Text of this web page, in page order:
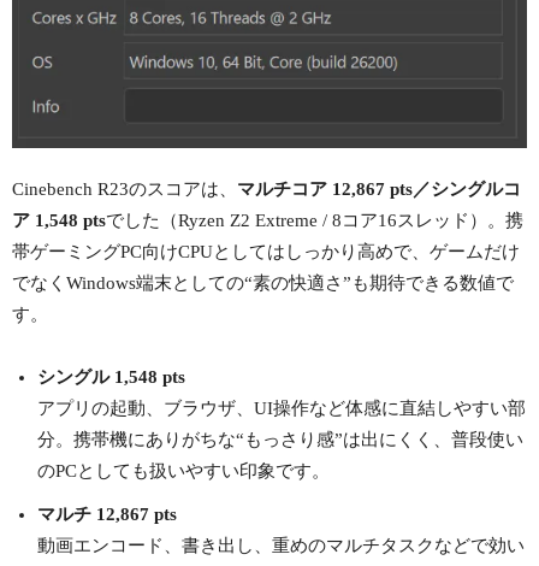
Cinebench R23のスコアは、 マルチコア 12,867 pts／シングルコ
ア 1,548 ptsでした（Ryzen Z2 Extreme / 8コア16スレッド）。携
帯ゲーミングPC向けCPUとしてはしっかり高めで、ゲームだけ
でなくWindows端末としての“素の快適さ”も期待できる数値で
す。
シングル 1,548 pts
アプリの起動、ブラウザ、UI操作など体感に直結しやすい部
分。携帯機にありがちな“もっさり感”は出にくく、普段使い
のPCとしても扱いやすい印象です。
マルチ 12,867 pts
動画エンコード、書き出し、重めのマルチタスクなどで効い